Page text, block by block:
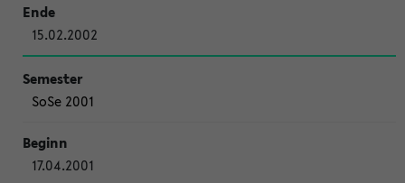
15.02.2002
SoSe 2001
17.04.2001